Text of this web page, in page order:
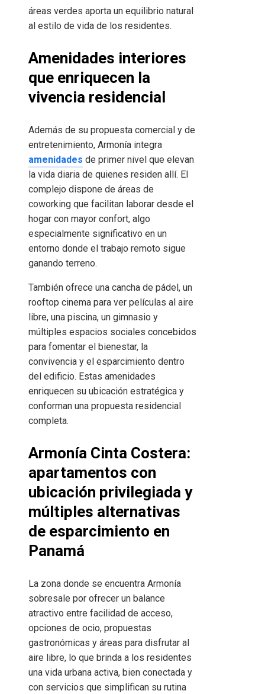
áreas verdes aporta un equilibrio natural
al estilo de vida de los residentes.
Amenidades interiores
que enriquecen la
vivencia residencial
Además de su propuesta comercial y de
entretenimiento, Armonía integra
amenidades de primer nivel que elevan
la vida diaria de quienes residen allí. El
complejo dispone de áreas de
coworking que facilitan laborar desde el
hogar con mayor confort, algo
especialmente significativo en un
entorno donde el trabajo remoto sigue
ganando terreno.
También ofrece una cancha de pádel, un
rooftop cinema para ver películas al aire
libre, una piscina, un gimnasio y
múltiples espacios sociales concebidos
para fomentar el bienestar, la
convivencia y el esparcimiento dentro
del edificio. Estas amenidades
enriquecen su ubicación estratégica y
conforman una propuesta residencial
completa.
Armonía Cinta Costera:
apartamentos con
ubicación privilegiada y
múltiples alternativas
de esparcimiento en
Panamá
La zona donde se encuentra Armonía
sobresale por ofrecer un balance
atractivo entre facilidad de acceso,
opciones de ocio, propuestas
gastronómicas y áreas para disfrutar al
aire libre, lo que brinda a los residentes
una vida urbana activa, bien conectada y
con servicios que simplifican su rutina